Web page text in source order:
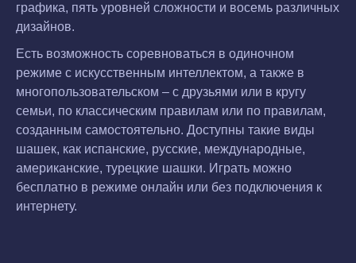
графика, пять уровней сложности и восемь различных
дизайнов.
Есть возможность соревноваться в одиночном
режиме с искусственным интеллектом, а также в
многопользовательском – с друзьями или в кругу
семьи, по классическим правилам или по правилам,
созданным самостоятельно. Доступны такие виды
шашек, как испанские, русские, международные,
американские, турецкие шашки. Играть можно
бесплатно в режиме онлайн или без подключения к
интернету.